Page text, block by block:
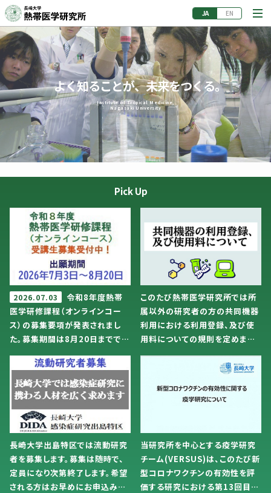
よく知ることが、未来をつくる。
Institute of Tropical Medicine,
Nagasaki University
Pick Up
2026.07.03
医学研修課程（オンラインコー
ス）の募集要項が発表されまし
た。募集期間は8月20日までで
す。
このたび熱帯医学研究所では所
属以外の研究者の方の共同機器
利用における利用登録、及び使
用料についての規則を定めまし
た。
長崎大学出島特区では流動研究
者を募集します。募集は随時で、
定員になり次第終了します。希望
される方はお早めにお申込みく
当研究所を中心とする疫学研究
チーム(VERSUS)は、このたび新
型コロナワクチンの有効性を評
価する研究における第13回目の